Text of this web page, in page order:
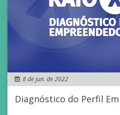
8 de jun. de 2022
Diagnóstico do Perfil